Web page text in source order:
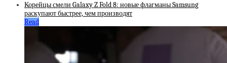
Корейцы смели Galaxy Z Fold 8: новые флагманы Samsung
раскупают быстрее, чем производят
Read